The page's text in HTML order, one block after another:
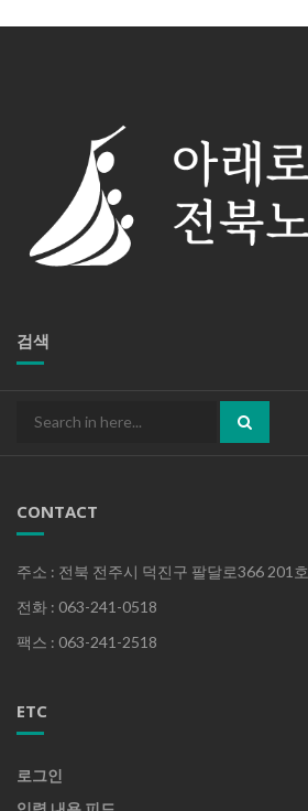
검색
CONTACT
주소 : 전북 전주시 덕진구 팔달로366 201호
전화 : 063-241-0518
팩스 : 063-241-2518
ETC
로그인